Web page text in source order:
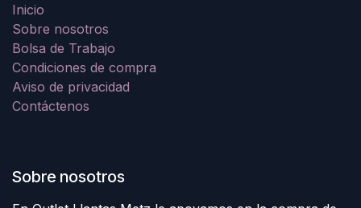
Inicio
Sobre nosotros
Bolsa de Trabajo
Condiciones de compra
Aviso de privacidad
Contáctenos
Sobre nosotros